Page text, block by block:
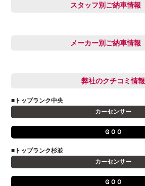
スタッフ別ご納車情報
多田 健人
小澤 孝久
小野 利公
山本 大輔
岩井 裕一
メーカー別ご納車情報
FIAT
JAGUAR
アストンマーティン
アルファロメオ
弊社のクチコミ情報
■トップランク中央
カーセンサー
ＧＯＯ
■トップランク杉並
カーセンサー
ＧＯＯ